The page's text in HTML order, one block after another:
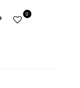
0